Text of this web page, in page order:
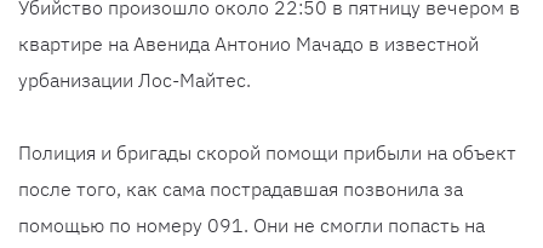
Убийство произошло около 22:50 в пятницу вечером в
квартире на Авенида Антонио Мачадо в известной
урбанизации Лос-Майтес.
Полиция и бригады скорой помощи прибыли на объект
после того, как сама пострадавшая позвонила за
помощью по номеру 091. Они не смогли попасть на